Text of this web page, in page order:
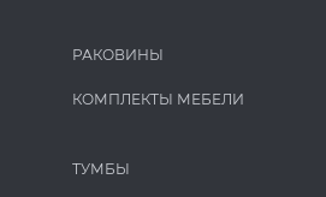
РАКОВИНЫ
КОМПЛЕКТЫ МЕБЕЛИ
ТУМБЫ